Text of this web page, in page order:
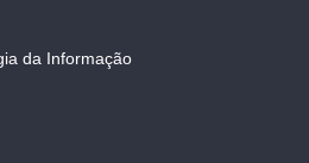
da Informação